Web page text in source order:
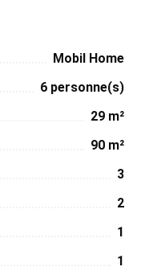
Mobil Home
6 personne(s)
29 m²
90 m²
3
2
1
1